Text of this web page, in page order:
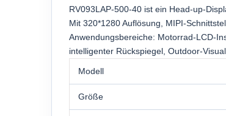
RV093LAP-500-40 ist ein Head-up-
Mit 320*1280 Auflösung, MIPI-
Anwendungsbereiche: Motorrad-LCD-
intelligenter Rückspiegel, Outdoor-
Modell
Größe